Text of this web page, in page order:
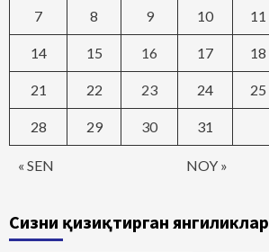
« SEN NOY »
7 8 9 10 11
14 15 16 17 18
21 22 23 24 25
28 29 30 31
Сизни қизиқтирган янгиликлар